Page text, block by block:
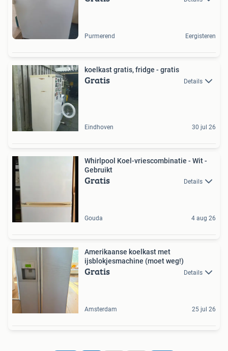
Purmerend Eergisteren
koelkast gratis, fridge - gratis
Gratis Details
Eindhoven 30 jul 26
Whirlpool Koel-vriescombinatie - Wit -
Gebruikt
Gratis Details
Gouda 4 aug 26
Amerikaanse koelkast met
ijsblokjesmachine (moet weg!)
Gratis Details
Amsterdam 25 jul 26